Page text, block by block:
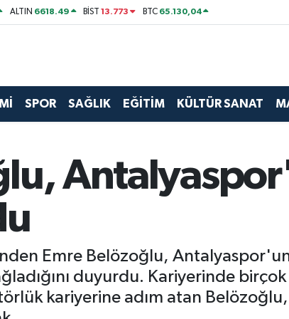
ALTIN 6618.49 BİST13.773 BTC 65.130,04
SPOR SAĞLIK EĞİTİM KÜLTÜR SANAT
Emre Belözoğlu,
duyurdu. Kariyerinde
kariyerine adım atan